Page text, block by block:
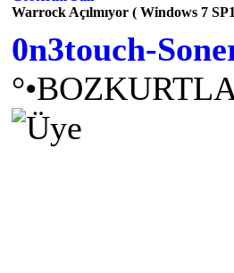
Warrock Açılmıyor ( Windows 7
0n3touch-